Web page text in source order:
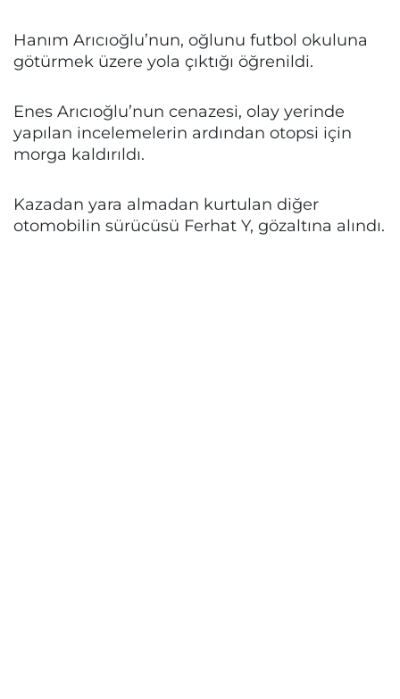
Hanım Arıcıoğlu’nun, oğlunu futbol okuluna
götürmek üzere yola çıktığı öğrenildi.
Enes Arıcıoğlu’nun cenazesi, olay yerinde
yapılan incelemelerin ardından otopsi için
morga kaldırıldı.
Kazadan yara almadan kurtulan diğer
otomobilin sürücüsü Ferhat Y, gözaltına alındı.